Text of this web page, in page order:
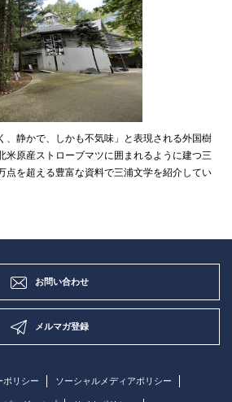
、静かで、しかも不気味」と表現される外国樹
米原産ストローブマツに囲まれるように建つ三
点を超える豊富な資料で三浦文学を紹介してい
お問い合わせ
メルマガ登録
ポリシー ソーシャルメディアポリシー